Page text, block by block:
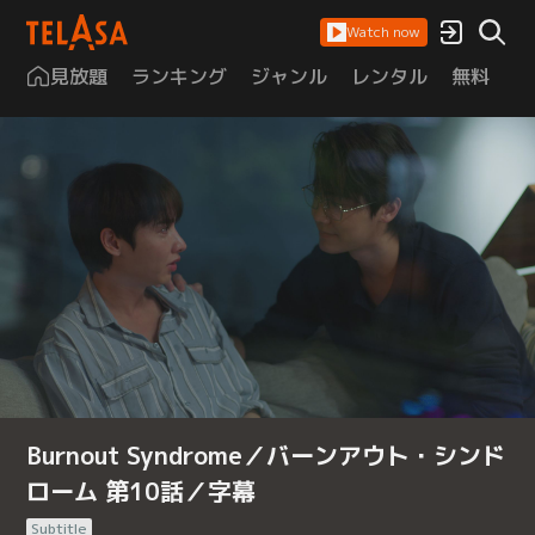
Watch now
見放題 ランキング ジャンル レンタル 無料
Burnout Syndrome／バーンアウト・シンド
ローム 第10話／字幕
Subtitle